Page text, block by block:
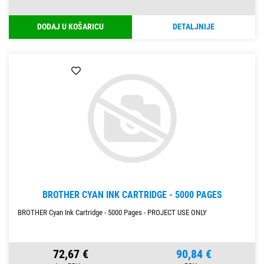
DODAJ U KOŠARICU DETALJNIJE
BROTHER CYAN INK CARTRIDGE - 5000 PAGES
BROTHER Cyan Ink Cartridge - 5000 Pages - PROJECT USE ONLY
72,67 € 90,84 €